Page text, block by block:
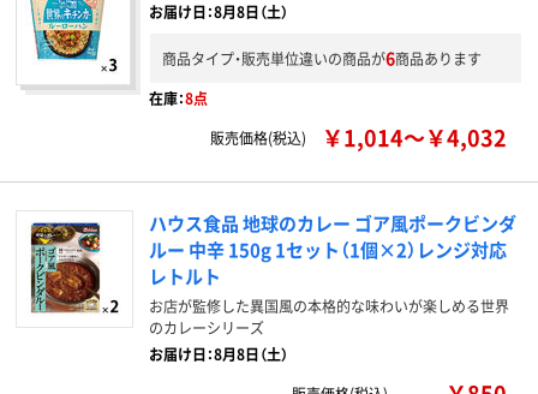
お届け日：8月8日（土）
商品タイプ・販売単位違いの商品が6商品あります
在庫：8点
販売価格(税込)
￥1,014～￥4,032
ハウス食品 地球のカレー ゴア風ポークビンダ
ルー 中辛 150g 1セット（1個×2）レンジ対応
レトルト
お店が監修した異国風の本格的な味わいが楽しめる世界
のカレーシリーズ
お届け日：8月8日（土）